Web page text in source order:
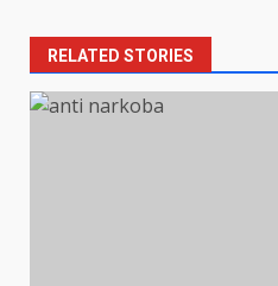
RELATED STORIES